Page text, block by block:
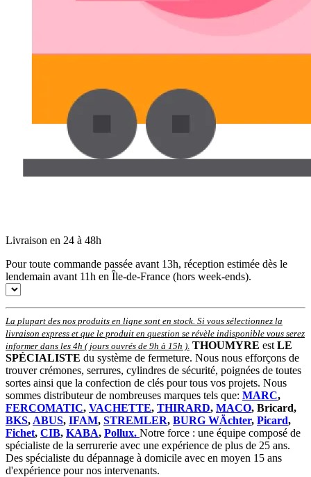
Livraison en 24 à 48h
Pour toute commande passée avant 13h, réception estimée dès le
lendemain avant 11h en Île-de-France (hors week-ends).
La plupart des nos produits en ligne sont en stock. Si vous sélectionnez la
livraison express et que le produit en question se révèle indisponible vous serez
informer dans les 4h ( jours ouvrés de 9h à 15h ) THOUMYRE est LE
SPÉCIALISTE du système de fermeture. Nous nous efforçons de
trouver crémones, serrures, cylindres de sécurité, poignées de toutes
sortes ainsi que la confection de clés pour tous vos projets. Nous
sommes distributeur de nombreuses marques tels que: MARC,
FERCOMATIC, VACHETTE, THIRARD, MACO, Bricard,
BKS, ABUS, IFAM, STREMLER, BURG WÄchter, Picard,
Fichet, CIB, KABA, Pollux. Notre force : une équipe composé de
spécialiste de la serrurerie avec une expérience de plus de 25 ans.
Des spécialiste du dépannage à domicile avec en moyen 15 ans
d'expérience pour nos intervenants.